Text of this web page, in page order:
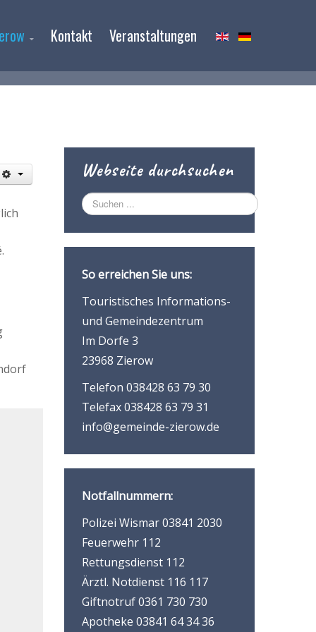
Kontakt Veranstaltungen
Webseite durchsuchen
Suchen
...
So erreichen Sie uns:
Touristisches Informations-
und Gemeindezentrum
Im Dorfe 3
23968 Zierow
Telefon 038428 63 79 30
Telefax 038428 63 79 31
info@gemeinde-zierow.de
Notfallnummern:
Polizei Wismar 03841 2030
Feuerwehr 112
Rettungsdienst 112
Ärztl. Notdienst 116 117
Giftnotruf 0361 730 730
Apotheke 03841 64 34 36